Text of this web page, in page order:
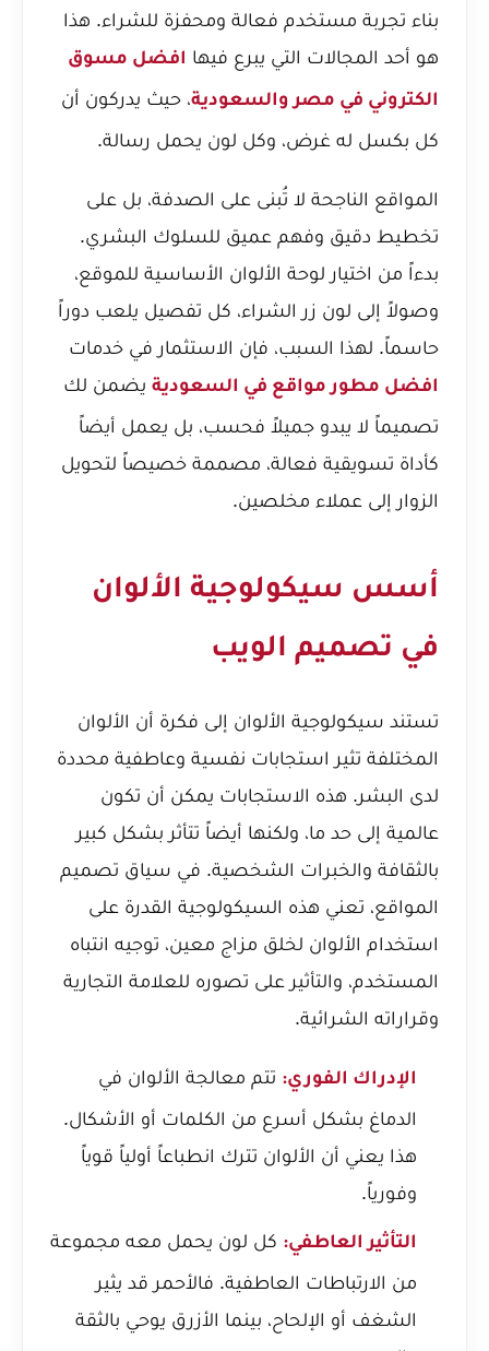
بناء تجربة مستخدم فعالة ومحفزة للشراء. هذا
هو أحد المجالات التي يبرع فيها افضل مسوق
الكتروني في مصر والسعودية، حيث يدركون أن
كل بكسل له غرض، وكل لون يحمل رسالة.
المواقع الناجحة لا تُبنى على الصدفة، بل على
تخطيط دقيق وفهم عميق للسلوك البشري.
بدءاً من اختيار لوحة الألوان الأساسية للموقع،
وصولاً إلى لون زر الشراء، كل تفصيل يلعب دوراً
حاسماً. لهذا السبب، فإن الاستثمار في خدمات
افضل مطور مواقع في السعودية يضمن لك
تصميماً لا يبدو جميلاً فحسب، بل يعمل أيضاً
كأداة تسويقية فعالة، مصممة خصيصاً لتحويل
الزوار إلى عملاء مخلصين.
أسس سيكولوجية الألوان
في تصميم الويب
تستند سيكولوجية الألوان إلى فكرة أن الألوان
المختلفة تثير استجابات نفسية وعاطفية محددة
لدى البشر. هذه الاستجابات يمكن أن تكون
عالمية إلى حد ما، ولكنها أيضاً تتأثر بشكل كبير
بالثقافة والخبرات الشخصية. في سياق تصميم
المواقع، تعني هذه السيكولوجية القدرة على
استخدام الألوان لخلق مزاج معين، توجيه انتباه
المستخدم، والتأثير على تصوره للعلامة التجارية
وقراراته الشرائية.
الإدراك الفوري: تتم معالجة الألوان في
الدماغ بشكل أسرع من الكلمات أو الأشكال.
هذا يعني أن الألوان تترك انطباعاً أولياً قوياً
وفورياً.
التأثير العاطفي: كل لون يحمل معه مجموعة
من الارتباطات العاطفية. فالأحمر قد يثير
الشغف أو الإلحاح، بينما الأزرق يوحي بالثقة